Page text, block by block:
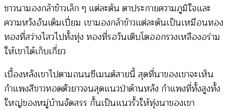
ชาวนามองกล้าข้าวเล็ก ๆ แต่ละต้น ตาประกายความภูมิใจและ
ความหวังอันเต็มเปี่ยม เขามองกล้าข้าวแต่ละต้นเป็นเหมือนทอง
ทองที่สว่างไสวไปทั้งทุ่ง ทองที่รอวันเติบโตออกรวงเหลืองอร่าม
ให้เขาได้เก็บเกี่ยว
เบื้องหลังเขาไปตามถนนซีเมนต์สายนี้ สุดที่นาของเขาจะเห็น
กำแพงสีขาวทอดตัวยาวจนสุดแนวป่าด้านหลัง กำแพงที่ทั้งสูงทั้ง
ใหญ่ของหมู่บ้านจัดสรร กั้นเป็นแนวรั้วให้ทุ่งนาของเขา